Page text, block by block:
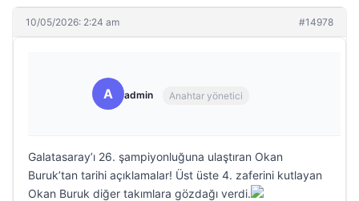
10/05/2026: 2:24 am #14978
A admin Anahtar yönetici
Galatasaray’ı 26. şampiyonluğuna ulaştıran Okan
Buruk’tan tarihi açıklamalar! Üst üste 4. zaferini kutlayan
Okan Buruk diğer takımlara gözdağı verdi.